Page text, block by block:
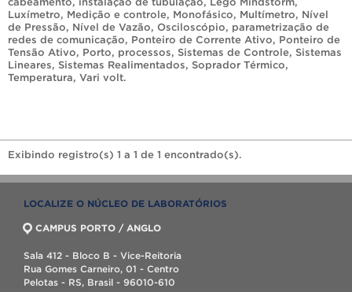
Luxímetro, Medição e controle, Monofásico, Multímetro, Nível
de Pressão, Nível de Vazão, Osciloscópio, parametrização de
redes de comunicação, Ponteiro de Corrente Ativo, Ponteiro de
Tensão Ativo, Porto, processos, Sistemas de Controle, Sistemas
Lineares, Sistemas Realimentados, Soprador Térmico,
Temperatura, Vari volt.
Exibindo registro(s) 1 a 1 de 1 encontrado(s).
LOCALIZE O NÚCLEO DE LABORATÓRIOS
CAMPUS PORTO / ANGLO
Sala 412 - Bloco B - Vice-Reitoria
Rua Gomes Carneiro, 01 - Centro
Pelotas - RS, Brasil - 96010-610